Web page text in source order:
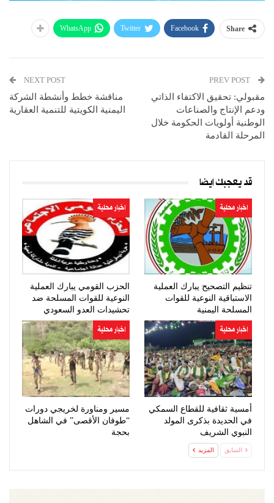
Share
Facebook
Twitter
WhatsApp
مقبولي: تحقيق الاكتفاء الذاتي
ودعم الإنتاج والصناعات
الوطنية أولويات الحكومة خلال
المرحلة القادمة
NEXT POST
مناقشة خطط وأنشطة الشركة
اليمنية الكويتية للتنمية العقارية
قد يعجبك ايضا
اخبار محلية
تنظيم التصحيح يبارك العملية
الاستباقية النوعية للقوات
المسلحة اليمنية
اخبار محلية
الحزب القومي يبارك العملية
النوعية للقوات المسلحة ضد
تحشيدات العدو السعودي
اخبار محلية
أمسية ثقافية للقطاع السمكي
في الحديدة بذكرى المولد
النبوي الشريف
اخبار محلية
مسير ومناورة لخريجي دورات
“طوفان الأقصى” في الشاهل
بحجة
السابق المزيد